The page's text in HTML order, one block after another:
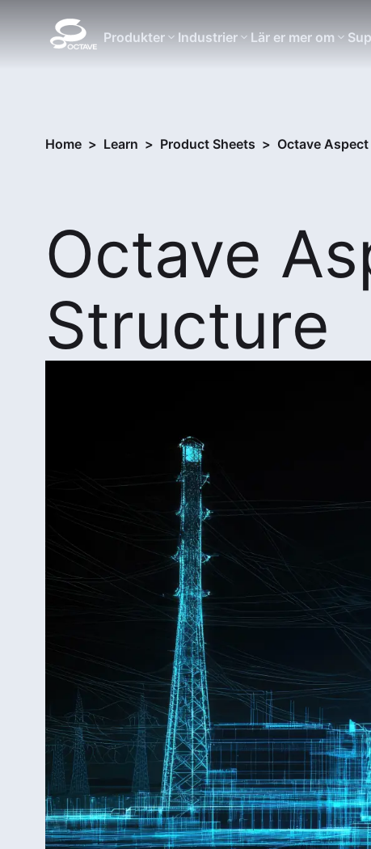
Produkter Industrier Lär er mer om
Home > Learn > Product Sheets > Octave
Octave
Structure